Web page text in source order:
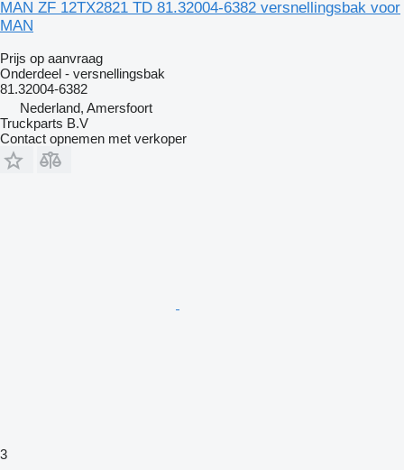
MAN ZF 12TX2821 TD 81.32004-6382 versnellingsbak voor
MAN
Prijs op aanvraag
Onderdeel - versnellingsbak
81.32004-6382
Nederland, Amersfoort
Truckparts B.V
Contact opnemen met verkoper
3